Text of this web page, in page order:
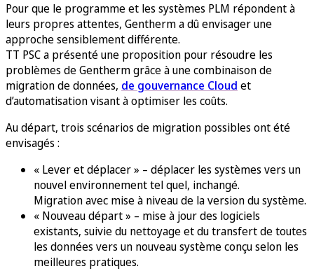
Pour que le programme et les systèmes PLM répondent à
leurs propres attentes, Gentherm a dû envisager une
approche sensiblement différente.
TT PSC a présenté une proposition pour résoudre les
problèmes de Gentherm grâce à une combinaison de
migration de données, de gouvernance Cloud et
d’automatisation visant à optimiser les coûts.
Au départ, trois scénarios de migration possibles ont été
envisagés :
« Lever et déplacer » – déplacer les systèmes vers un
nouvel environnement tel quel, inchangé.
Migration avec mise à niveau de la version du système.
« Nouveau départ » – mise à jour des logiciels
existants, suivie du nettoyage et du transfert de toutes
les données vers un nouveau système conçu selon les
meilleures pratiques.